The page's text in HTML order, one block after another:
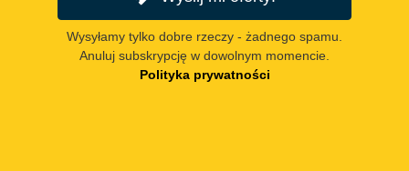
Wysyłamy tylko dobre rzeczy - żadnego spamu.
Anuluj subskrypcję w dowolnym momencie.
Polityka prywatności